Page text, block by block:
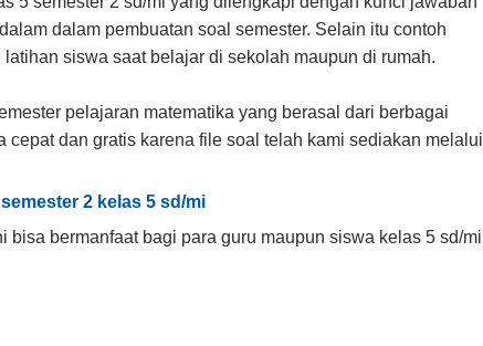
dalam pembuatan soal semester. Selain itu contoh
siswa saat belajar di sekolah maupun di rumah.
pelajaran matematika yang berasal dari berbagai
cepat dan gratis karena file soal telah kami sediakan melalui
2 kelas 5 sd/mi
bisa bermanfaat bagi para guru maupun siswa kelas 5 sd/mi